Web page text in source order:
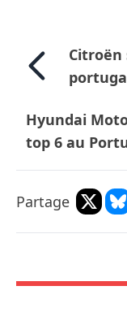
Citroën
Hyundai
top 6 au
Partage